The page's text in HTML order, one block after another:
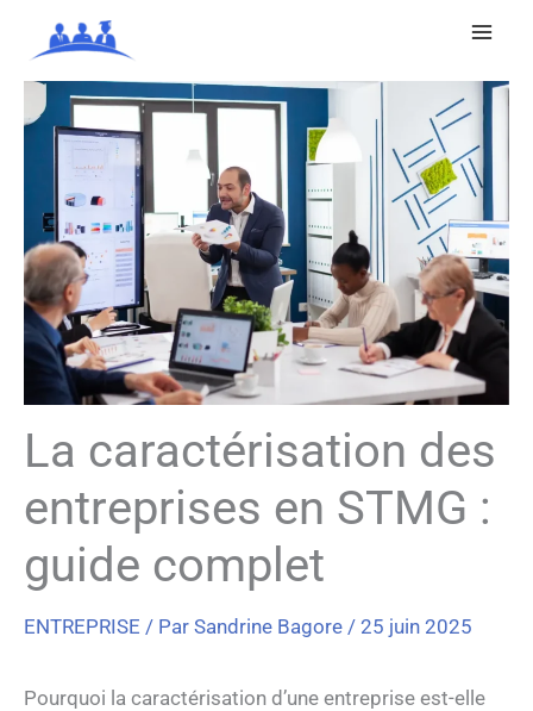
contenu
La caractérisation des
entreprises en STMG :
guide complet
ENTREPRISE / Par Sandrine Bagore / 25 juin 2025
Pourquoi la caractérisation d’une entreprise est-elle